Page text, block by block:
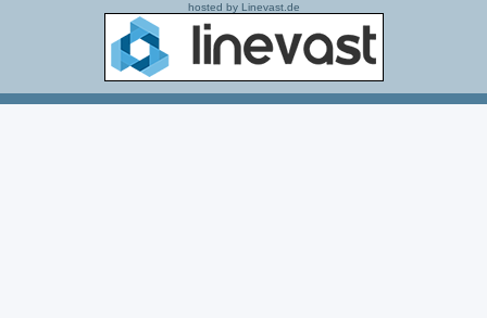
hosted by Linevast.de